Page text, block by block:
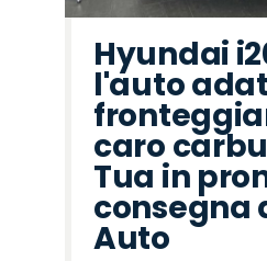
Hyundai
l'auto
caro
Tua in
consegna
Auto